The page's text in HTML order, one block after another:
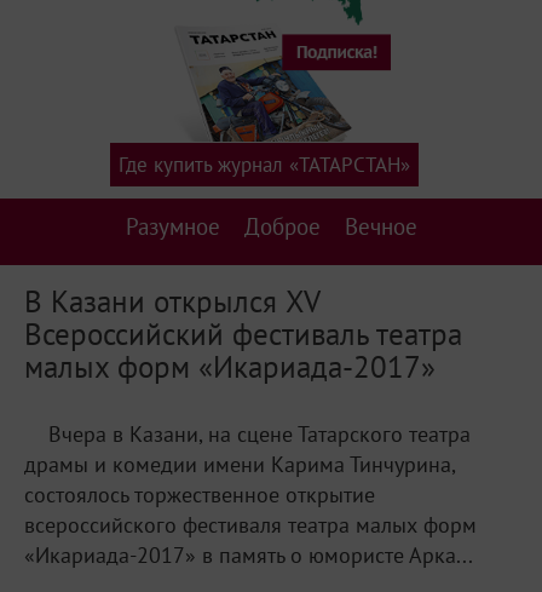
Разумное Доброе Вечное
Где купить журнал «ТАТАРСТАН»
В Казани открылся XV
Всероссийский фестиваль театра
малых форм «Икариада-2017»
Вчера в Казани, на сцене Татарского театра
драмы и комедии имени Карима Тинчурина,
состоялось торжественное открытие
всероссийского фестиваля театра малых форм
«Икариада-2017» в память о юмористе Арка...